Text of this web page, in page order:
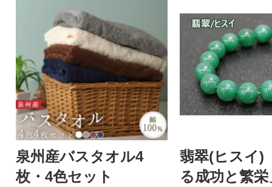
泉州産バスタオル4
枚・4色セット
翡翠(ヒスイ)
る成功と繁